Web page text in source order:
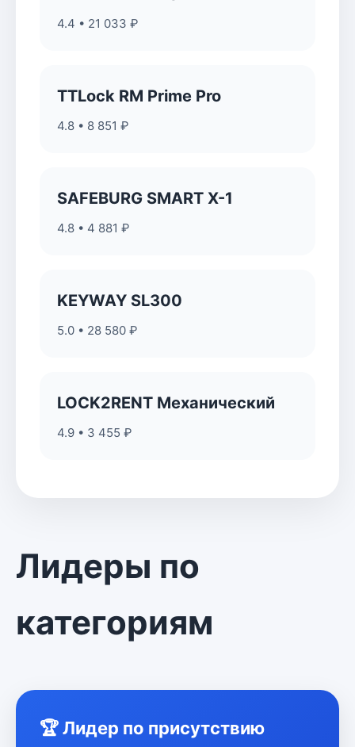
4.4 • 21 033 ₽
TTLock RM Prime Pro
4.8 • 8 851 ₽
SAFEBURG SMART X-1
4.8 • 4 881 ₽
KEYWAY SL300
5.0 • 28 580 ₽
LOCK2RENT Механический
4.9 • 3 455 ₽
Лидеры по
категориям
🏆 Лидер по присутствию